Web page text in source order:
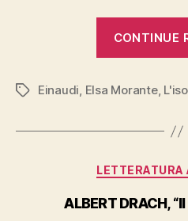
CONTINUE
TagsEinaudi, Elsa Morante,
LETTERATURA
ALBERT DRACH,